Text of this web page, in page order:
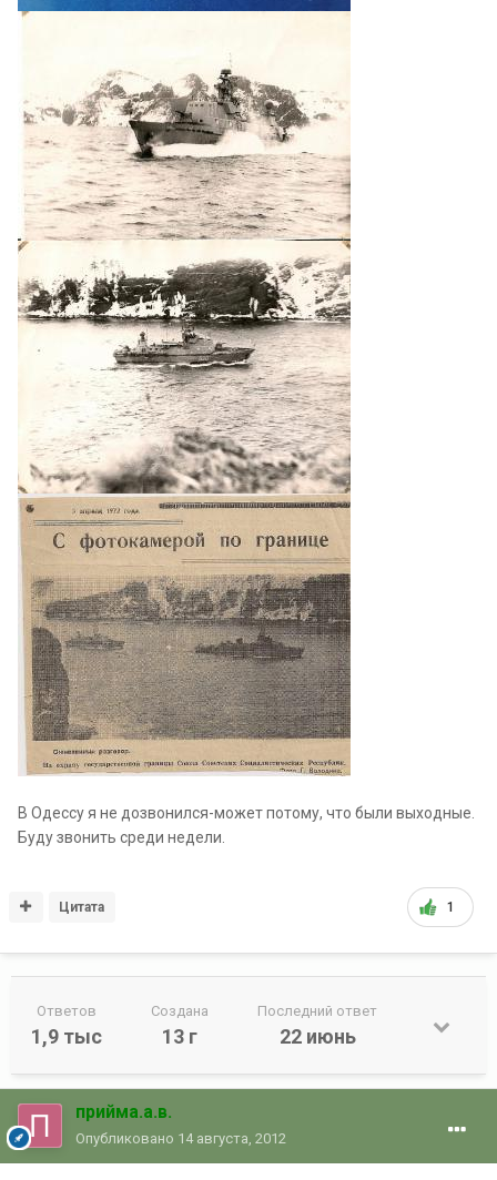
В Одессу я не дозвонился-может потому, что были выходные.
Буду звонить среди недели.
1
Цитата
Ответов
1,9 тыс
Создана
13 г
Последний ответ
22 июнь
прийма.а.в.
Опубликовано 14 августа, 2012